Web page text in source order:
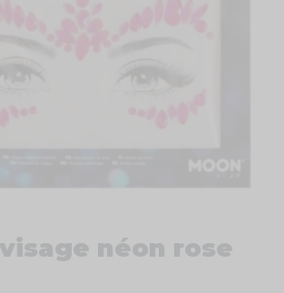
néon rose